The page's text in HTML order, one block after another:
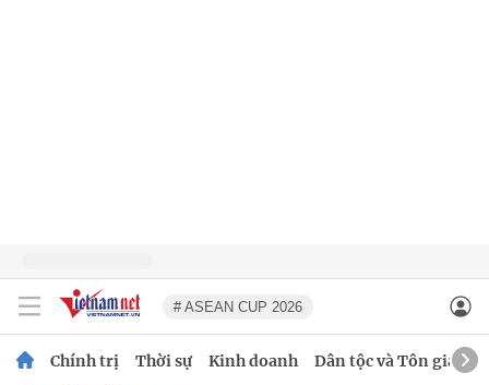
# ASEAN CUP 2026
Chính trị Thời sự Kinh doanh Dân tộc và Tôn giáo